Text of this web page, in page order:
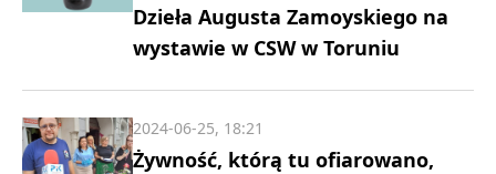
Dzieła Augusta Zamoyskiego na
wystawie w CSW w Toruniu
Żywność, którą tu ofiarowano,
2024-06-25, 18:21